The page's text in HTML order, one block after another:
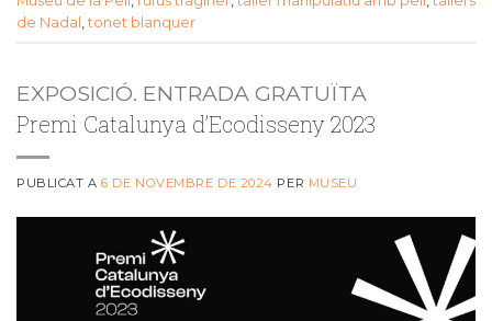
de Nadal tonet blanquer
EXPOSICIÓ. ENTRADA GRATUÏTA
Premi Catalunya d’Ecodisseny 2023
PUBLICAT A6 DE NOVEMBRE DE 2024 PER MUSEU